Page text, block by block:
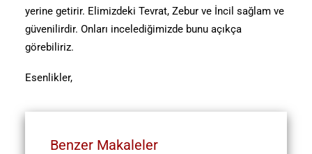
yerine getirir. Elimizdeki Tevrat, Zebur ve İncil sağlam ve
güvenilirdir. Onları incelediğimizde bunu açıkça
görebiliriz.
Esenlikler,
Benzer Makaleler